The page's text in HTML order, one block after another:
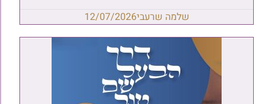
שלמה שרעבי12/07/2026